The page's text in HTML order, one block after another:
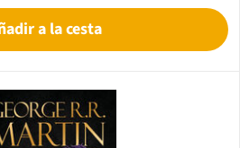
a la cesta